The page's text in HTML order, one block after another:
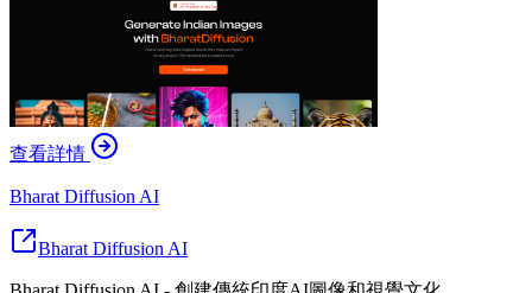
查看詳情
Bharat Diffusion AI
Bharat Diffusion AI